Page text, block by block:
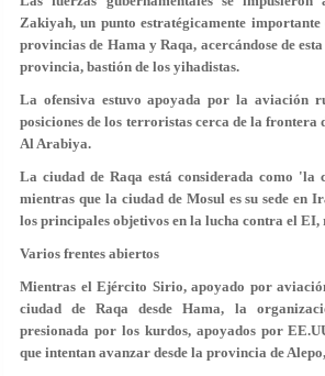
Zakiyah, un punto estratégicamente
provincias de Hama y Raqa, acercándose de
provincia, bastión de los yihadistas.
La ofensiva estuvo apoyada por la aviación
posiciones de los terroristas cerca de la
Al Arabiya.
La ciudad de Raqa está considerada como
mientras que la ciudad de Mosul es su sede en
los principales objetivos en la lucha contra el EI,
Varios frentes abiertos
Mientras el Ejército Sirio, apoyado por
ciudad de Raqa desde Hama, la
presionada por los kurdos, apoyados por
que intentan avanzar desde la provincia de